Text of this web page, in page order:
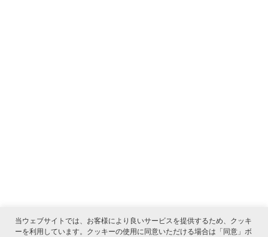
当ウェブサイトでは、お客様により良いサービスを提供するため、クッキ
ーを利用しています。クッキーの使用に同意いただける場合は「同意」ボ